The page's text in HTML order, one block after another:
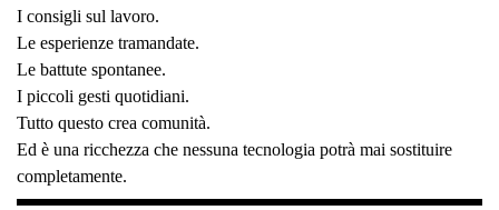
I consigli sul lavoro.
Le esperienze tramandate.
Le battute spontanee.
I piccoli gesti quotidiani.
Tutto questo crea comunità.
Ed è una ricchezza che nessuna tecnologia potrà mai sostituire
completamente.